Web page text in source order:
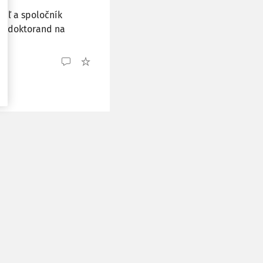
a spoločník
doktorand na